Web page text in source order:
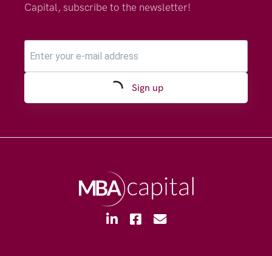
Capital, subscribe to the newsletter!
Sign up